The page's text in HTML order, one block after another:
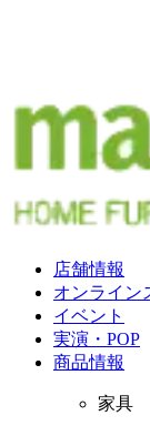
店舗情報
オンライン
イベント
実演・POP
商品情報
家具